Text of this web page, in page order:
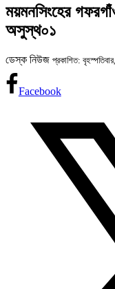
ময়মনসিংহের
অসুস্থ০১
ডেস্ক নিউজ প্রকাশিত:
Facebook